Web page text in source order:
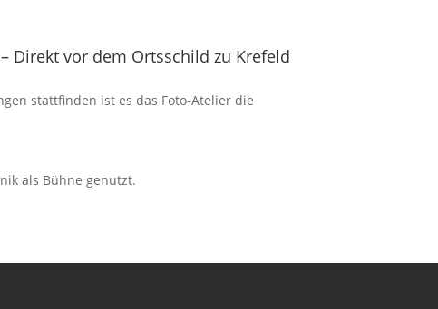
Direkt vor dem Ortsschild zu Krefeld
stattfinden ist es das Foto-Atelier die
als Bühne genutzt.